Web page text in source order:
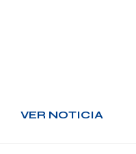
VER NOTICIA